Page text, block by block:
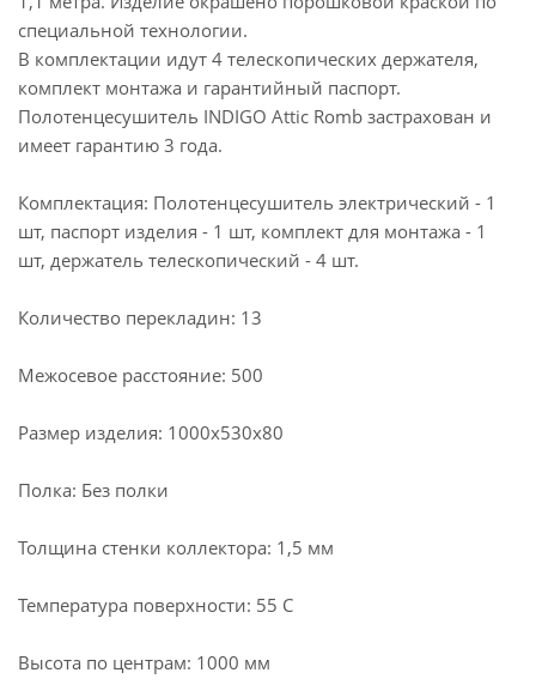
специальной технологии.
В комплектации идут 4 телескопических держателя,
комплект монтажа и гарантийный паспорт.
Полотенцесушитель INDIGO Attic Romb застрахован и
имеет гарантию 3 года.
Комплектация: Полотенцесушитель электрический - 1
шт, паспорт изделия - 1 шт, комплект для монтажа - 1
шт, держатель телескопический - 4 шт.
Количество перекладин: 13
Межосевое расстояние: 500
Размер изделия: 1000х530х80
Полка: Без полки
Толщина стенки коллектора: 1,5 мм
Температура поверхности: 55 С
Высота по центрам: 1000 мм